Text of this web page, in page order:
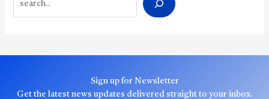
Sign up for Newsletter
Get the latest news updates delivered straight to your inbox.